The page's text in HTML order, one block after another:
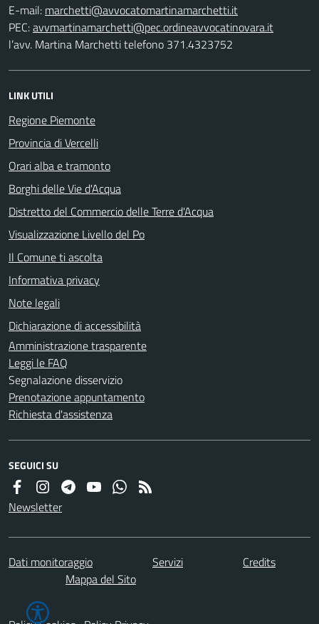
E-mail:
PEC:
l’avv. Martina Marchetti telefono 371.4323752
LINK UTILI
Regione Piemonte
Provincia di Vercelli
Orari alba e tramonto
Borghi delle Vie d'Acqua
Distretto del Commercio delle Terre d'Acqua
Visualizzazione Livello del Po
Il Comune ti ascolta
Informativa privacy
Note legali
Dichiarazione di accessibilità
Amministrazione trasparente
Leggi le FAQ
Segnalazione disservizio
Prenotazione appuntamento
Richiesta d'assistenza
SEGUICI SU
Newsletter
Dati monitoraggio Servizi
Credits
Mappa del Sito